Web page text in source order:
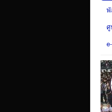
พั
ศู